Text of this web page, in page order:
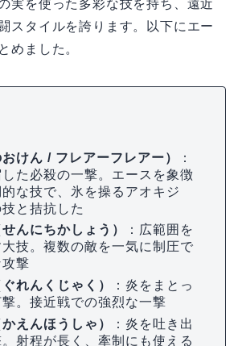
実を使った多彩な技を持ち、遠近
スタイルを誇ります。以下にエー
めました。
けん / フレアーフレアー）
：
た必殺の一撃。エースを象徴
な技で、氷を操るアオキジ
技と拮抗した
んにちかしょう）
：広範囲を
技。複数の敵を一気に制圧で
撃
れんくじゃく）
：炎をまとっ
。接近戦での強烈な一撃
えんほうしゃ）
：炎を吐き出
射程が長く、牽制にも使える